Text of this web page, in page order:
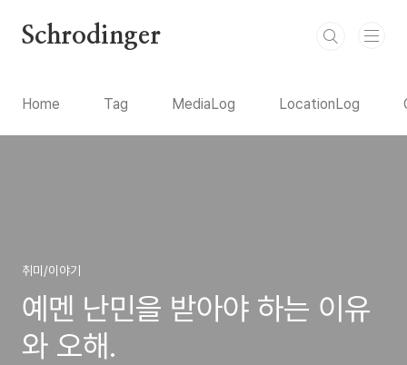
Schrodinger
Home Tag MediaLog LocationLog
취미/이야기
예멘 난민을 받아야 하는 이유
와 오해.